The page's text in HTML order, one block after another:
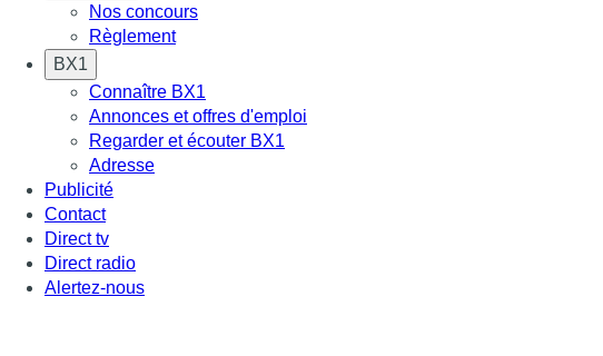
Nos concours
Règlement
BX1
Connaître BX1
Annonces et offres d'emploi
Regarder et écouter BX1
Adresse
Publicité
Contact
Direct tv
Direct radio
Alertez-nous